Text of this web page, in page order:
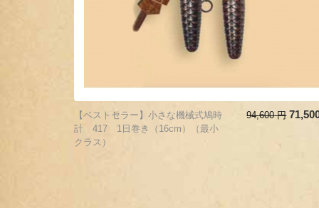
【ベストセラー】小さな機械式鳩時
計 417 1日巻き（16cm）（最小
クラス）
94,600 円